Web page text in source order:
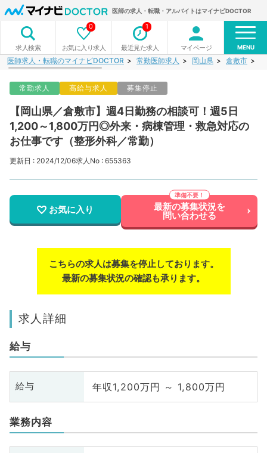
医師の求人・転職・アルバイトはマイナビDOCTOR
求人検索 お気に入り求人
0
最近見た求人
1
マイページ MENU
医師求人・転職のマイナビDOCTOR 常勤医師求人 岡山県 倉敷市
常勤求人 高給与求人 募集停止
【岡山県／倉敷市】週4日勤務の相談可！週5日
1,200～1,800万円◎外来・病棟管理・救急対応の
お仕事です（整形外科／常勤）
更新日 : 2024/12/06求人No : 655363
お気に入り 最新の募集状況を
問い合わせる
こちらの求人は募集を停止しております。
最新の募集状況の確認も承ります。
求人詳細
給与
給与 年収1,200万円 ～ 1,800万円
業務内容